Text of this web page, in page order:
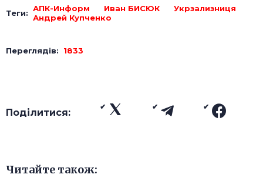
Теги: АПК-Информ Иван БИСЮК
Укрзализниця
Андрей Купченко
Переглядів: 1833
Поділитися:
Читайте також: